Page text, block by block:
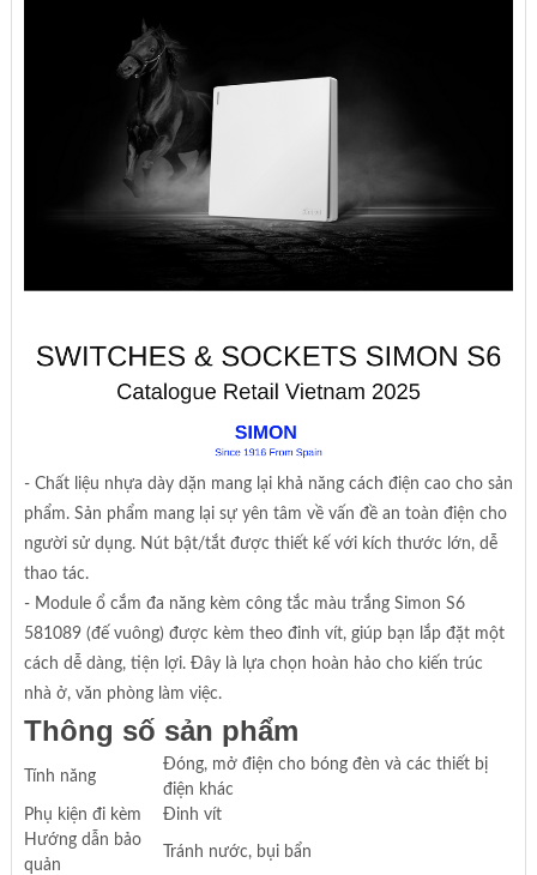
- Chất liệu nhựa dày dặn mang lại khả năng cách điện cao cho sản
phẩm. Sản phẩm mang lại sự yên tâm về vấn đề an toàn điện cho
người sử dụng. Nút bật/tắt được thiết kế với kích thước lớn, dễ
thao tác.
- Module ổ cắm đa năng kèm công tắc màu trắng Simon S6
581089 (đế vuông) được kèm theo đinh vít, giúp bạn lắp đặt một
cách dễ dàng, tiện lợi. Đây là lựa chọn hoàn hảo cho kiến trúc
nhà ở, văn phòng làm việc.
Thông số sản phẩm
Tính năng
Đóng, mở điện cho bóng đèn và các thiết bị
điện khác
Phụ kiện đi kèm
Đinh vít
Hướng dẫn bảo
quản
Tránh nước, bụi bẩn